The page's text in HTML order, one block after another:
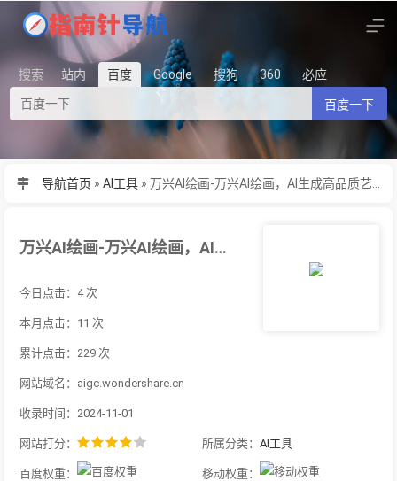
搜索 站内 百度 Google 搜狗 360 必应
百度一下
导航首页 » AI工具 »
万兴AI绘画-万兴AI绘画，AI生成高品质艺术品
今日点击：4 次
本月点击：11 次
累计点击：229 次
网站域名：aigc.wondershare.cn
收录时间：2024-11-01
网站打分： 所属分类： AI工具
百度权重： 移动权重：